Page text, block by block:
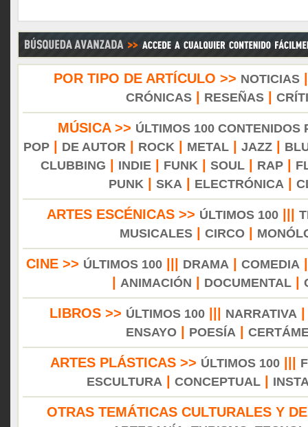
POR TIPO DE ARTÍCULO >> NOTICIAS
CRÓNICAS| RESEÑAS|
MÚSICA >> ÚLTIMOS 100 CONTENIDOS
POP| DE AUTOR ROCK METAL| JAZZ|
CLUBBING
INDIE| FUNK SOUL| RAP|
PUNK
SKA ELECTRÓNICA
ARTES ESCÉNICAS >> ÚLTIMOS 100
MUSICALES
CIRCO
CINE >> ÚLTIMOS 100||| DRAMA COMEDIA
ANIMACIÓN DOCUMENTAL|
LIBROS >> ÚLTIMOS 100 NARRATIVA
ENSAYO| POESÍA
ARTES PLÁSTICAS >> ÚLTIMOS 100|||
ESCULTURA
CONCEPTUAL
OTRAS TEMÁTICAS CULTURALES Y